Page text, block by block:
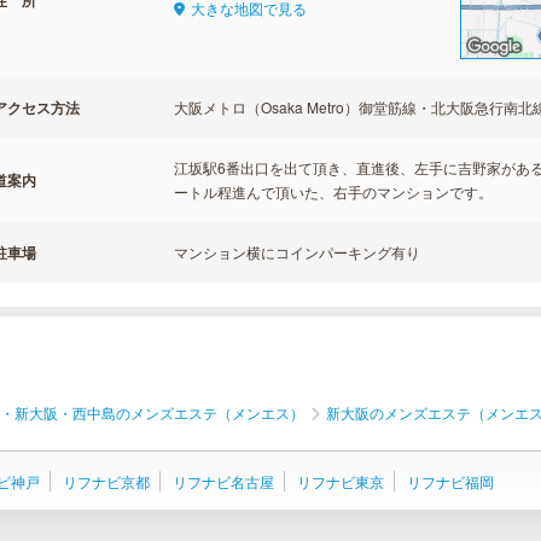
大きな地図で見る
クセス方法 大阪メトロ（Osaka Metro）御堂筋線・北大阪急行南
案内
江坂駅6番出口を出て頂き、直進後、左手に吉野家があ
ートル程進んで頂いた、右手のマンションです。
車場 マンション横にコインパーキング有り
新大阪・西中島のメンズエステ（メンエス） 新大阪のメンズエステ（メンエ
神戸 リフナビ京都 リフナビ名古屋 リフナビ東京 リフナビ福岡